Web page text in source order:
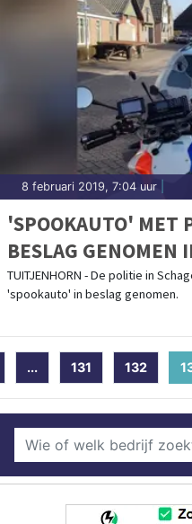
8 februari 2019, 7:04 uur
'SPOOKAUTO' MET
BESLAG GENOMEN
TUITJENHORN - De politie in
'spookauto' in beslag genomen.
... 131 132